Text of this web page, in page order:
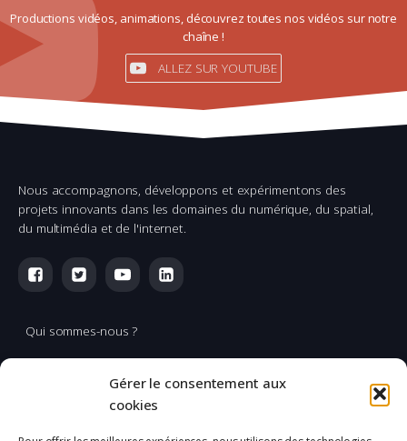
Gérer le consentement aux
cookies
Productions vidéos, animations, découvrez toutes nos vidéos sur notre
chaîne !
ALLEZ SUR YOUTUBE
Nous accompagnons, développons et expérimentons des
projets innovants dans les domaines du numérique, du spatial,
du multimédia et de l'internet.
Qui sommes-nous ?
Multimédia
Réalisation & production vidéo